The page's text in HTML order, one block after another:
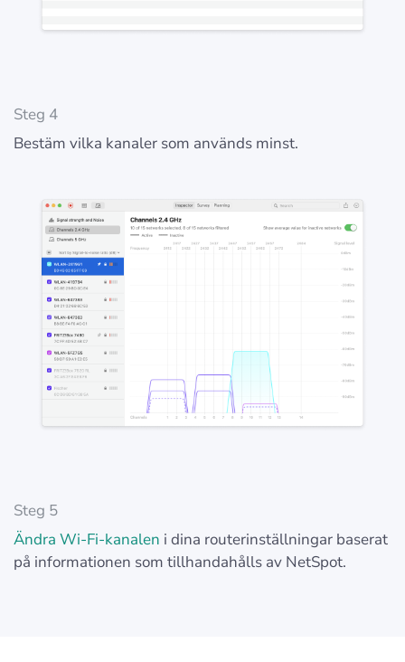
Steg 4
Bestäm vilka kanaler som används minst.
Steg 5
Ändra Wi-Fi-kanalen i dina routerinställningar baserat
på informationen som tillhandahålls av NetSpot.